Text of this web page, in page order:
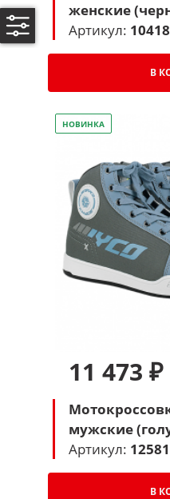
женские
Артикул: 10418
В
НОВИНКА
11 473 ₽
мужские
Артикул: 12581
В